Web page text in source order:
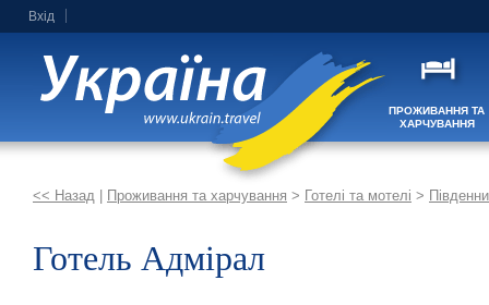
Вхід
ПРОЖИВАННЯ ТА
ХАРЧУВАННЯ
<< Назад Проживання та харчування > Готелі та мотелі >
Готель Адмірал